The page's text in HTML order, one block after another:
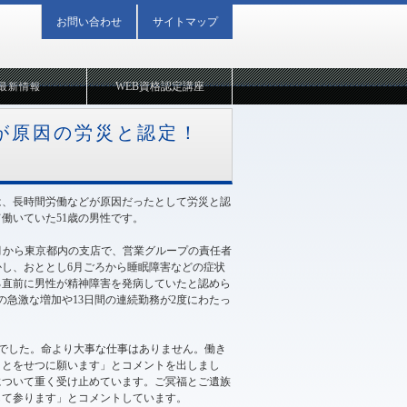
新情報
因の労災と認定！
長時間労働などが原因だったとして労災と認
いていた51歳の男性です。
ら東京都内の支店で、営業グループの責任者
、おととし6月ごろから睡眠障害などの症状
前に男性が精神障害を発病していたと認めら
激な増加や13日間の連続勤務が2度にわたっ
した。命より大事な仕事はありません。働き
をせつに願います」とコメントを出しまし
いて重く受け止めています。ご冥福とご遺族
参ります」とコメントしています。
WEB資格認定講座
お問い合わせ サイトマップ